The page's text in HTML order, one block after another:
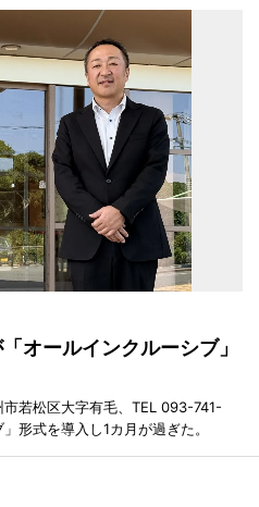
オールインクルーシブ」
市若松区大字有毛、TEL 093-741-
形式を導入し1カ月が過ぎた。